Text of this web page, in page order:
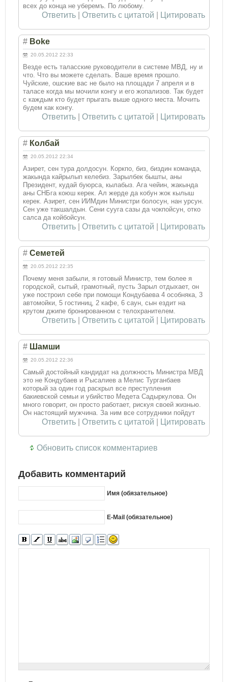
всех до конца не уберемъ. По любому.
Ответить Ответить с цитатой Цитировать
# Boke
20.05.2012 22:33
Везде есть таласские руководители в системе МВД, ну и
что. Что вы можете сделать. Ваше время прошло.
Чуйские, ошские вас не было на площади 7 апреля и в
таласе когда мы мочили конгу и его жопализов. Так будет
с каждым кто будет прыгать выше одного места. Мочить
будем как конгу.
Ответить Ответить с цитатой Цитировать
# Колбай
20.05.2012 22:34
Азирет, сен тура долдосун. Коркпо, биз, биздин команда,
жакында кайрылып келебиз. Зарылбек бышты, аны
Президент, кудай буюрса, кылабыз. Ага чейин, жакында
аны СНБга коюш керек. Ал жерде да кобун жок кылыш
керек. Азирет, сен ИИМдин Министри болосун, нан урсун.
Сен уже такшалдын. Сени сууга сазы да чокпойсун, отко
салса да койбойсун.
Ответить Ответить с цитатой Цитировать
# Семетей
20.05.2012 22:35
Почему меня забыли, я готовый Министр, тем более я
городской, сытый, грамотный, пусть Зарыл отдыхает, он
уже построил себе при помощи Кондубаева 4 особняка, 3
автомойки, 5 гостиниц, 2 кафе, 6 саун, сын ездит на
крутом джипе бронированном с телохранителем.
Ответить Ответить с цитатой Цитировать
# Шамши
20.05.2012 22:36
Самый достойный кандидат на должность Министра МВД
это не Кондубаев и Рысалиев а Мелис Турганбаев
который за один год раскрыл все преступления
бакиевской семьи и убийство Медета Садыркулова. Он
много говорит, он просто работает, рискуя своей жизнью.
Он настоящий мужчина. За ним все сотрудники пойдут
Ответить Ответить с цитатой Цитировать
Обновить список комментариев
Добавить комментарий
Имя (обязательное)
E-Mail (обязательное)